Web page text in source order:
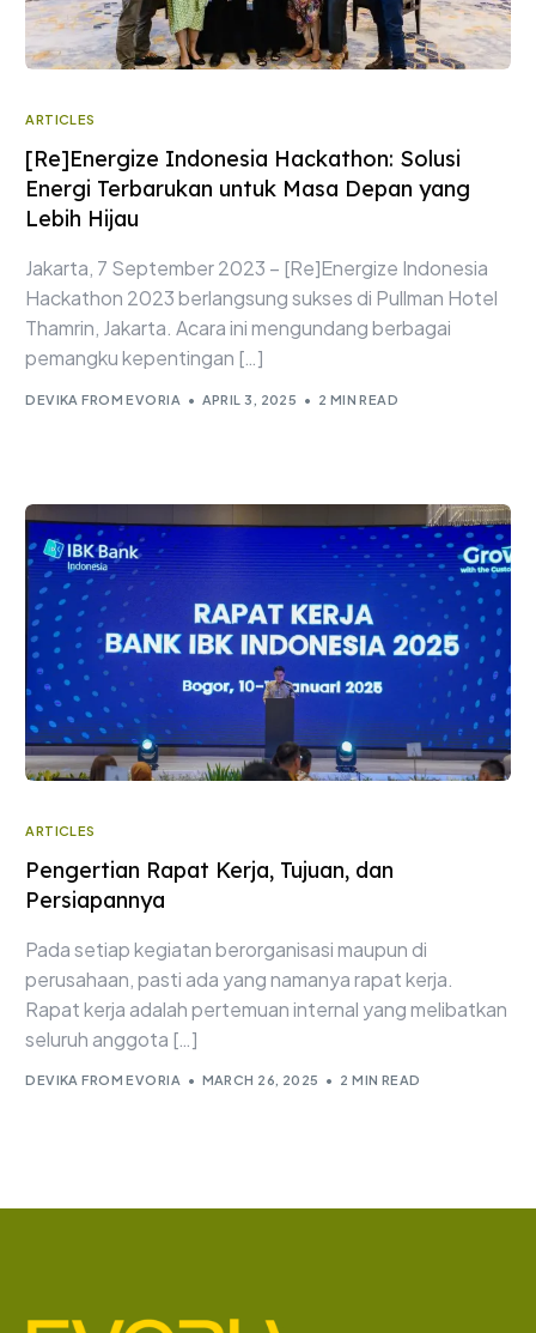
ARTICLES
[Re]Energize Indonesia Hackathon: Solusi
Energi Terbarukan untuk Masa Depan yang
Lebih Hijau
Jakarta, 7 September 2023 – [Re]Energize Indonesia
Hackathon 2023 berlangsung sukses di Pullman Hotel
Thamrin, Jakarta. Acara ini mengundang berbagai
pemangku kepentingan […]
DEVIKA FROM EVORIA APRIL 3, 2025 2 MIN READ
ARTICLES
Pengertian Rapat Kerja, Tujuan, dan
Persiapannya
Pada setiap kegiatan berorganisasi maupun di
perusahaan, pasti ada yang namanya rapat kerja.
Rapat kerja adalah pertemuan internal yang melibatkan
seluruh anggota […]
DEVIKA FROM EVORIA MARCH 26, 2025 2 MIN READ